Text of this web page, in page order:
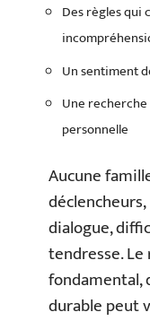
Des règles qui
Un sentiment
Une
personnelle
Aucune
dialogue,
tendresse.
fondamental,
durable peut